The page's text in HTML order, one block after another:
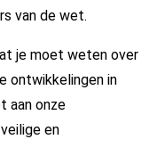
van de wet.
je moet weten over
ontwikkelingen in
aan onze
en